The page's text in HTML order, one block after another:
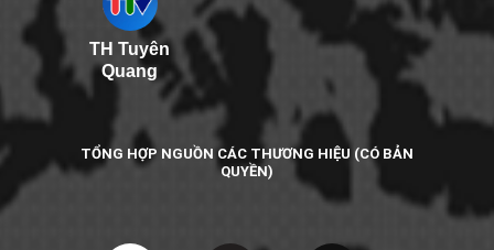
TH Tuyên
Quang
TỔNG HỢP NGUỒN CÁC THƯƠNG HIỆU (CÓ BẢN
QUYỀN)